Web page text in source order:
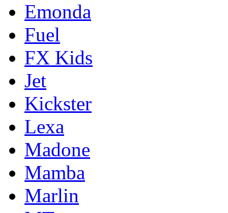
Emonda
Fuel
FX Kids
Jet
Kickster
Lexa
Madone
Mamba
Marlin